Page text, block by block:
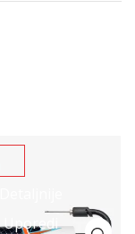
Uporedi